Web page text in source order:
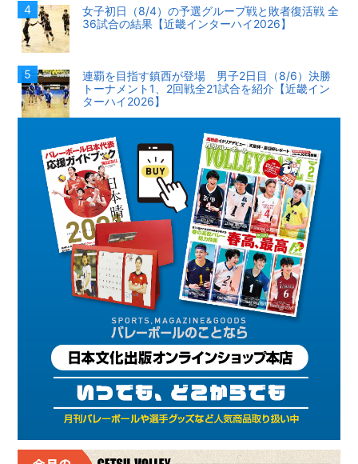
女子初日（8/4）の予選グループ戦と敗者復活戦 全
36試合の結果【近畿インターハイ2026】
連覇を目指す鎮西が登場 男子2日目（8/6）決勝
トーナメント1、2回戦全21試合を紹介【近畿イン
ターハイ2026】